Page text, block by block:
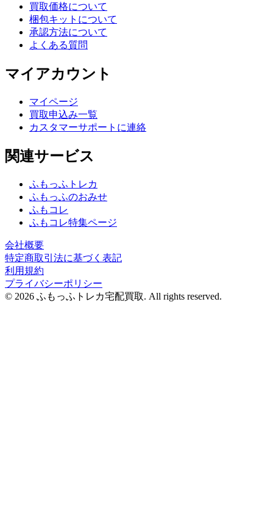
買取価格について
梱包キットについて
承認方法について
よくある質問
マイアカウント
マイページ
買取申込み一覧
カスタマーサポートに連絡
関連サービス
ふもっふトレカ
ふもっふのおみせ
ふもコレ
ふもコレ特集ページ
会社概要
特定商取引法に基づく表記
利用規約
プライバシーポリシー
© 2026 ふもっふトレカ宅配買取. All rights reserved.